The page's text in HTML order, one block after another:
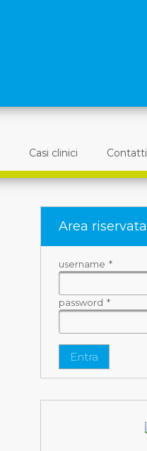
Casi clinici Contatti
Area riservata
username *
password *
Entra